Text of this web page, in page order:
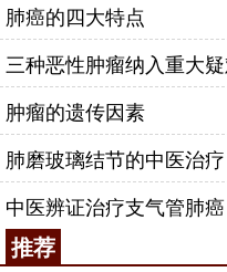
肺癌的四大特点
肿瘤的遗传因素
肺磨玻璃结节的中医治疗
中医辨证治疗支气管肺癌
推荐